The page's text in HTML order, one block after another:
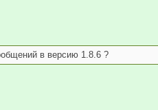
в версию 1.8.6 ?